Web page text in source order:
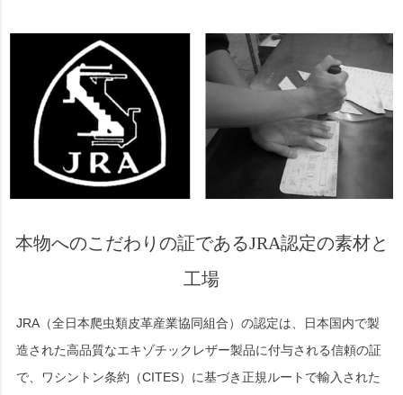
本物へのこだわりの証であるJRA認定の素材と
工場
JRA（全日本爬虫類皮革産業協同組合）の認定は、日本国内で製
造された高品質なエキゾチックレザー製品に付与される信頼の証
で、ワシントン条約（CITES）に基づき正規ルートで輸入された